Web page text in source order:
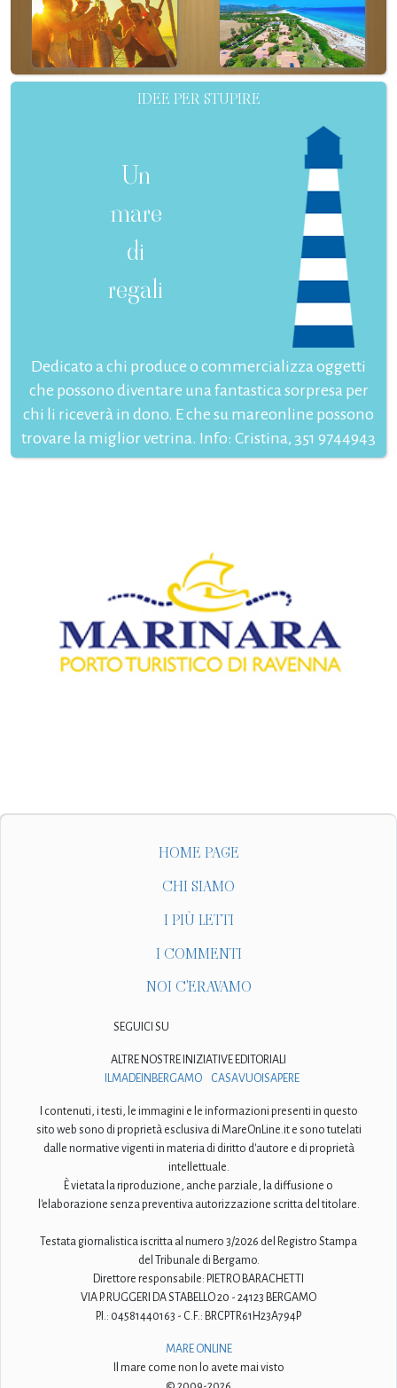
IDEE PER STUPIRE
Un
mare
di
regali
Dedicato a chi produce o commercializza oggetti
che possono diventare una fantastica sorpresa per
chi li riceverà in dono. E che su mareonline possono
trovare la miglior vetrina. Info: Cristina, 351 9744943
HOME PAGE
CHI SIAMO
I PIÙ LETTI
I COMMENTI
NOI C'ERAVAMO
SEGUICI SU
ALTRE NOSTRE INIZIATIVE EDITORIALI
ILMADEINBERGAMO
CASAVUOISAPERE
I contenuti, i testi, le immagini e le informazioni presenti in questo
sito web sono di proprietà esclusiva di MareOnLine.it e sono tutelati
dalle normative vigenti in materia di diritto d'autore e di proprietà
intellettuale.
È vietata la riproduzione, anche parziale, la diffusione o
l'elaborazione senza preventiva autorizzazione scritta del titolare.
Testata giornalistica iscritta al numero 3/2026 del Registro Stampa
del Tribunale di Bergamo.
Direttore responsabile: PIETRO BARACHETTI
VIA P. RUGGERI DA STABELLO 20 - 24123 BERGAMO
P.I.: 04581440163 - C.F.: BRCPTR61H23A794P
MARE ONLINE
Il mare come non lo avete mai visto